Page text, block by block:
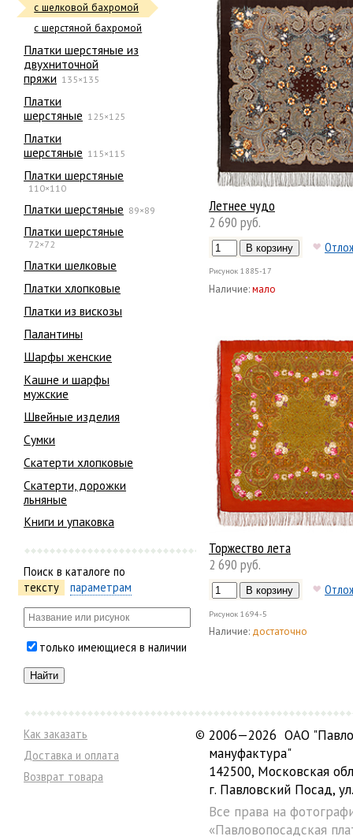
с шелковой бахромой
с шерстяной бахромой
Платки шерстяные из
двухниточной
пряжи 135×135
Платки
шерстяные 125×125
Платки
шерстяные 115×115
Платки шерстяные
110×110
Платки шерстяные 89×89
Платки шерстяные
72×72
Платки шелковые
Платки хлопковые
Платки из вискозы
Палантины
Шарфы женские
Кашне и шарфы
мужские
Швейные изделия
Сумки
Скатерти хлопковые
Скатерти, дорожки
льняные
Книги и упаковка
Поиск в каталоге по
тексту
параметрам
только имеющиеся в наличии
Летнее чудо
2 690 руб.
Рисунок 1885-17
Наличие:мало
Торжество лета
2 690 руб.
Рисунок 1694-5
Наличие: достаточно
Как заказать
Доставка и оплата
Возврат товара
© 2006—2026 ОАО
мануфактура"
142500, Московская
г. Павловский Посад,
Все права на
«Павловопосадская